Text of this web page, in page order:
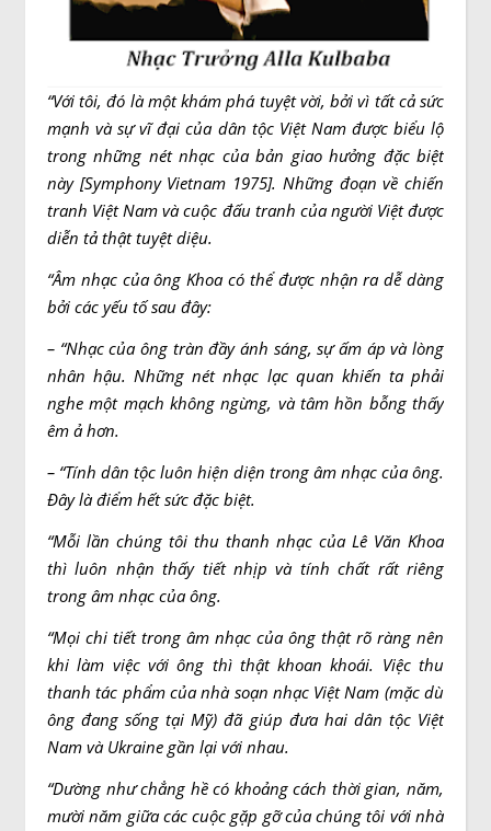
“Với tôi, đó là một khám phá tuyệt vời, bởi vì tất cả sức
mạnh và sự vĩ đại của dân tộc Việt Nam được biểu lộ
trong những nét nhạc của bản giao hưởng đặc biệt
này [Symphony Vietnam 1975]. Những đoạn về chiến
tranh Việt Nam và cuộc đấu tranh của người Việt được
diễn tả thật tuyệt diệu.
“Âm nhạc của ông Khoa có thể được nhận ra dễ dàng
bởi các yếu tố sau đây:
– “Nhạc của ông tràn đầy ánh sáng, sự ấm áp và lòng
nhân hậu. Những nét nhạc lạc quan khiến ta phải
nghe một mạch không ngừng, và tâm hồn bỗng thấy
êm ả hơn.
– “Tính dân tộc luôn hiện diện trong âm nhạc của ông.
Đây là điểm hết sức đặc biệt.
“Mỗi lần chúng tôi thu thanh nhạc của Lê Văn Khoa
thì luôn nhận thấy tiết nhịp và tính chất rất riêng
trong âm nhạc của ông.
“Mọi chi tiết trong âm nhạc của ông thật rõ ràng nên
khi làm việc với ông thì thật khoan khoái. Việc thu
thanh tác phẩm của nhà soạn nhạc Việt Nam (mặc dù
ông đang sống tại Mỹ) đã giúp đưa hai dân tộc Việt
Nam và Ukraine gần lại với nhau.
“Dường như chẳng hề có khoảng cách thời gian, năm,
mười năm giữa các cuộc gặp gỡ của chúng tôi với nhà